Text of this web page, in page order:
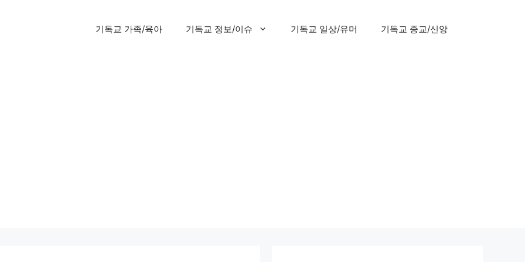
기독교 가족/육아 기독교 정보/이슈 기독교 일상/유머 기독교 종교/신앙